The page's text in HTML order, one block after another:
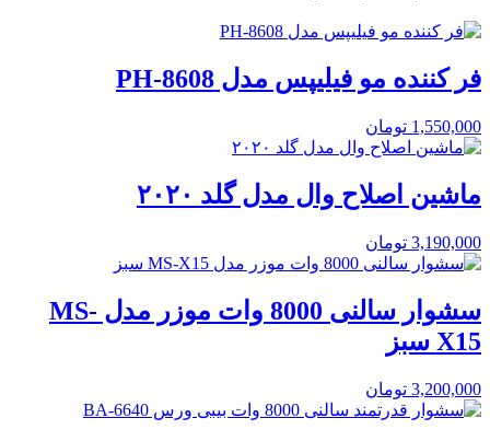
فر کننده مو فیلیپس مدل PH-8608
1,550,000 تومان
ماشین اصلاح وال مدل گلد ۲۰۲۰
3,190,000 تومان
سشوار سالنی 8000 وات موزر مدل MS-
X15 سبز
3,200,000 تومان